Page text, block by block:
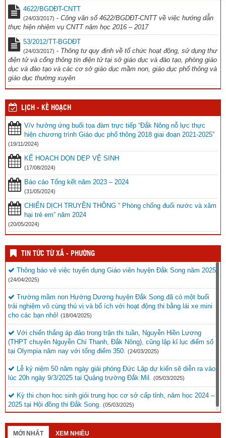
(12/10/2023)
4622/BGDĐT-CNTT
(24/03/2017) - Công văn số 4622/BGDĐT-CNTT về việc hướng dẫn
thực hiện nhiệm vụ CNTT năm học 2016 – 2017
53/2012/TT-BGDĐT
(24/03/2017) - Thông tư quy định về tổ chức hoạt động, sử dụng thư
điện tử và cổng thông tin điện tử tại sở giáo dục và đào tạo, phòng giáo
dục và đào tạo và các cơ sở giáo dục mầm non, giáo dục phổ thông và
giáo dục thường xuyên
LỊCH - KẾ HOẠCH
V/v hưởng ứng buổi tọa đàm trực tiếp “Đắk Nông nỗ lực thực
hiện chương trình Giáo dục phổ thông 2018 giai đoạn 2021-2025”
(19/11/2024)
KẾ HOẠCH DỌN DẸP VỆ SINH
(17/08/2024)
Báo cáo Tổng kết năm 2023 – 2024
(31/05/2024)
CHIẾN DỊCH TRUYỀN THÔNG ” Phòng chống đuối nước và xâm
hại trẻ em” năm 2024
(20/05/2024)
TIN TỨC TỪ XÃ - PHƯỜNG
Thông báo vê việc tuyển dụng Giáo viên huyện Đắk Song năm 2025.
(24/04/2025)
Trường mầm non Hướng Dương huyện Đắk Song đã có một buổi
trải nghiệm vô cùng thú vị và bổ ích với hoạt động thi bằng lái xe mini
cho các bạn nhỏ! (18/04/2025)
Với chiến thắng áp đảo trong trận thi tuần, Nguyễn Hiền Lương
(THPT chuyên Nguyễn Chí Thanh, Đắk Nông), cũng lập kỉ lục điểm số
tại Olympia năm nay với tổng điểm 350. (24/03/2025)
Lễ kỷ niệm 50 năm ngày giải phóng Đức Lập dự kiến sẽ diễn ra vào
lúc 20h ngày 9/3/2025 tại Quảng trường Đắk Mil. (05/03/2025)
Kỳ thi chọn học sinh giỏi trung học cơ sở cấp tỉnh, năm học 2024 –
2025 tại Hội đồng thi Đắk Song. (05/03/2025)
MỚI NHẤT XEM NHIỀU